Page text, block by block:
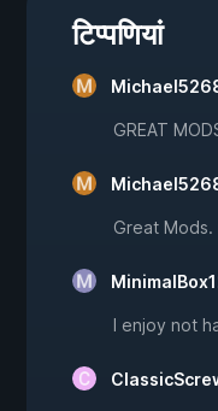
टिप्पणियां
GREAT
Great
I enjoy not